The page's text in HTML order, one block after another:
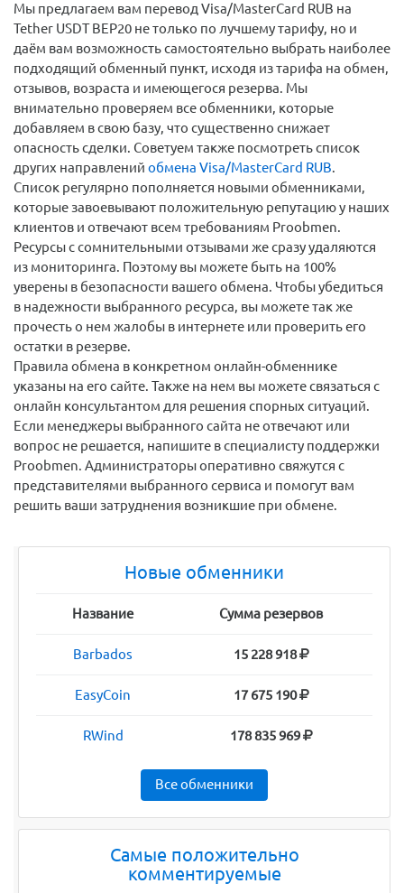
Мы предлагаем вам перевод Visa/MasterCard RUB на
Tether USDT BEP20 не только по лучшему тарифу, но и
даём вам возможность самостоятельно выбрать наиболее
подходящий обменный пункт, исходя из тарифа на обмен,
отзывов, возраста и имеющегося резерва. Мы
внимательно проверяем все обменники, которые
добавляем в свою базу, что существенно снижает
опасность сделки. Советуем также посмотреть список
других направлений обмена Visa/MasterCard RUB.
Список регулярно пополняется новыми обменниками,
которые завоевывают положительную репутацию у наших
клиентов и отвечают всем требованиям Proobmen.
Ресурсы с сомнительными отзывами же сразу удаляются
из мониторинга. Поэтому вы можете быть на 100%
уверены в безопасности вашего обмена. Чтобы убедиться
в надежности выбранного ресурса, вы можете так же
прочесть о нем жалобы в интернете или проверить его
остатки в резерве.
Правила обмена в конкретном онлайн-обменнике
указаны на его сайте. Также на нем вы можете связаться с
онлайн консультантом для решения спорных ситуаций.
Если менеджеры выбранного сайта не отвечают или
вопрос не решается, напишите в специалисту поддержки
Proobmen. Администраторы оперативно свяжутся с
представителями выбранного сервиса и помогут вам
решить ваши затруднения возникшие при обмене.
Новые обменники
Название Сумма резервов
Barbados 15 228 918
EasyCoin 17 675 190
RWind 178 835 969
Все обменники
Самые положительно
комментируемые